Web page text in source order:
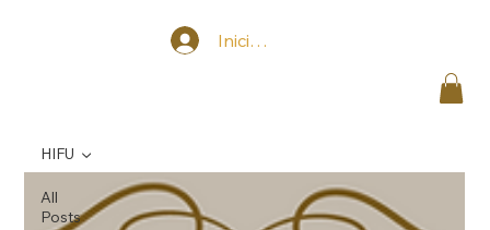
Iniciar sesión
All
Posts
HIFU